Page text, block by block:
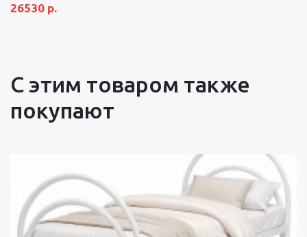
26530 р.
С этим товаром также
покупают